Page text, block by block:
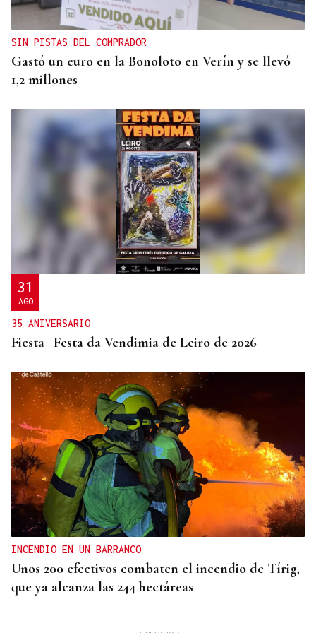
en espacios de sonificación
SIN PISTAS DEL COMPRADOR
Gastó un euro en la Bonoloto en Verín y se llevó
1,2 millones
31
AGO
35 ANIVERSARIO
Fiesta | Festa da Vendimia de Leiro de 2026
INCENDIO EN UN BARRANCO
Unos 200 efectivos combaten el incendio de Tírig,
que ya alcanza las 244 hectáreas